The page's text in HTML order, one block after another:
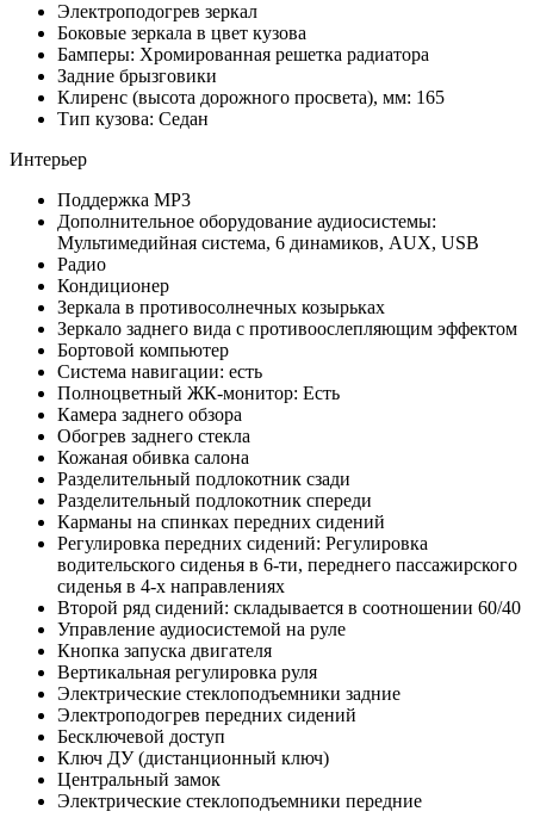
Электроподогрев зеркал
Боковые зеркала в цвет кузова
Бамперы: Хромированная решетка радиатора
Задние брызговики
Клиренс (высота дорожного просвета), мм: 165
Тип кузова: Седан
Интерьер
Поддержка MP3
Дополнительное оборудование аудиосистемы:
Мультимедийная система, 6 динамиков, AUX, USB
Радио
Кондиционер
Зеркала в противосолнечных козырьках
Зеркало заднего вида с противоослепляющим эффектом
Бортовой компьютер
Система навигации: есть
Полноцветный ЖК-монитор: Есть
Камера заднего обзора
Обогрев заднего стекла
Кожаная обивка салона
Разделительный подлокотник сзади
Разделительный подлокотник спереди
Карманы на спинках передних сидений
Регулировка передних сидений: Регулировка
водительского сиденья в 6-ти, переднего пассажирского
сиденья в 4-х направлениях
Второй ряд сидений: складывается в соотношении 60/40
Управление аудиосистемой на руле
Кнопка запуска двигателя
Вертикальная регулировка руля
Электрические стеклоподъемники задние
Электроподогрев передних сидений
Бесключевой доступ
Ключ ДУ (дистанционный ключ)
Центральный замок
Электрические стеклоподъемники передние